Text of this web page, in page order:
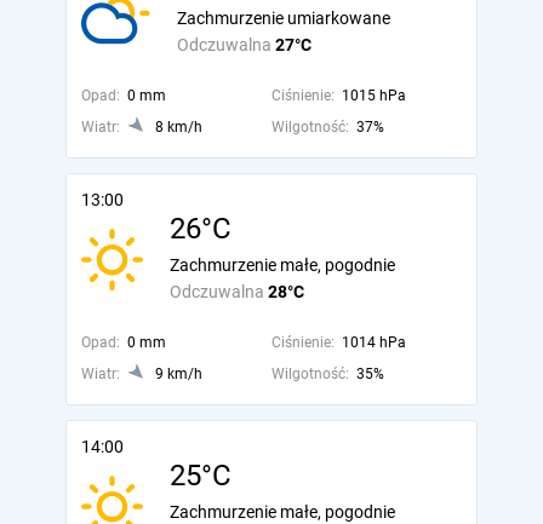
Odczuwalna 27°C
Zachmurzenie umiarkowane
Opad: 0 mm Ciśnienie: 1015 hPa
Wiatr:
8 km/h Wilgotność: 37%
13:00
26°C
Odczuwalna 28°C
Zachmurzenie małe, pogodnie
Opad: 0 mm Ciśnienie: 1014 hPa
Wiatr:
9 km/h Wilgotność: 35%
14:00
25°C
Zachmurzenie małe, pogodnie